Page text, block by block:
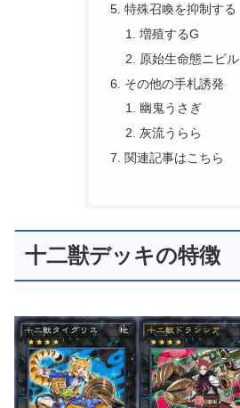
特殊召喚を抑制する
増殖するG
原始生命態ニビル
その他の手札誘発
幽鬼うさぎ
灰流うらら
関連記事はこちら
十二獣デッキの特徴